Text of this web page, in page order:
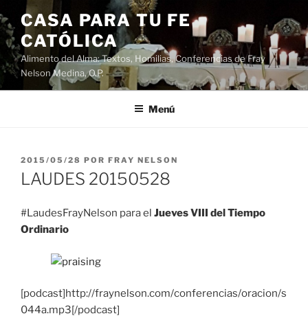
Saltar
al
contenido
CASA PARA TU FE
CATÓLICA
Alimento del Alma: Textos, Homilias, Conferencias de Fray
Nelson Medina, O.P.
Menú
PUBLICADO
EL
2015/05/28 POR FRAY NELSON
LAUDES 20150528
#LaudesFrayNelson para el Jueves VIII del Tiempo
Ordinario
[podcast]http://fraynelson.com/conferencias/oracion/s
044a.mp3[/podcast]